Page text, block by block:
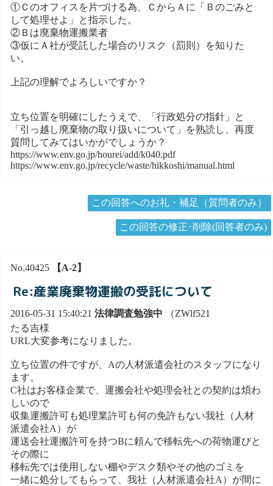
①Ｃのオフィスを片づける為、ＣからＡに「Ｂのごみと
して処理せよ」と指示した。
②Ｂは廃棄物運搬業者
③仮にＡ社が受託した場合のリスク（罰則）を知りた
い。
上記の理解でよろしいですか？
立ち位置を明確にしたうえで、「行政処分の指針」と
「引っ越し廃棄物の取り扱いについて」を熟読し、再度
質問してみてはいかがでしょうか？
https://www.env.go.jp/hourei/add/k040.pdf
https://www.env.go.jp/recycle/waste/hikkoshi/manual.html
この回答へのお礼・補足（質問者のみ）
この回答の修正･削除(回答者のみ)
No.40425 【A-2】
Re:産業廃棄物運搬の受託について
2016-05-31 15:40:21 法律調査勉強中 （ZWlf521
たる吉様
URL大変参考になりました。
立ち位置の件ですが、Aの人材派遣会社のスタッフになり
ます。
C社はお客様企業で、運搬会社や処理会社との契約は煩わ
しいので
収集運搬許可も処理業許可も何の免許もない我社（人材
派遣会社A）が
運送会社運搬許可を持つBに頼んで移転先への荷物運びと
その際に
移転先では使用しない棚やデスク類やその他のゴミを
一緒に処分してもらって、我社（人材派遣会社A）が間に